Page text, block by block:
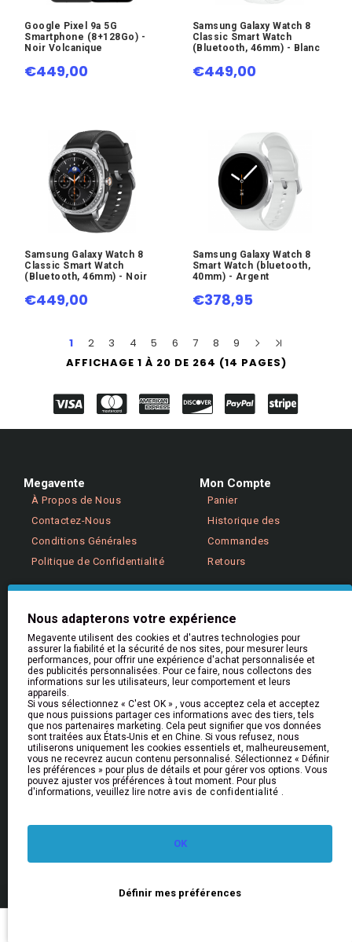
Google Pixel 9a 5G
Smartphone (8+128Go) -
Noir Volcanique
€449,00
Samsung Galaxy Watch 8
Classic Smart Watch
(Bluetooth, 46mm) - Blanc
€449,00
Samsung Galaxy Watch 8
Classic Smart Watch
(Bluetooth, 46mm) - Noir
€449,00
Samsung Galaxy Watch 8
Smart Watch (bluetooth,
40mm) - Argent
€378,95
1 2 3 4 5 6 7 8
9
AFFICHAGE 1 À 20 DE 264 (14 PAGES)
Megavente
À Propos de Nous
Contactez-Nous
Conditions Générales
Politique de Confidentialité
Mon Compte
Panier
Historique des
Commandes
Retours
Aide & Informations
Livraison
Retours et Remboursements
FAQs
Bulletin
Restez informé des nouveautés et des promotions
en vous inscrivant à notre newsletter
Envoyer
Nous adapterons votre expérience
Megavente utilisent des cookies et d'autres technologies pour
assurer la fiabilité et la sécurité de nos sites, pour mesurer leurs
performances, pour offrir une expérience d'achat personnalisée et
des publicités personnalisées. Pour ce faire, nous collectons des
informations sur les utilisateurs, leur comportement et leurs
appareils.
Si vous sélectionnez « C'est OK » , vous acceptez cela et acceptez
que nous puissions partager ces informations avec des tiers, tels
que nos partenaires marketing. Cela peut signifier que vos données
sont traitées aux États-Unis et en Chine. Si vous refusez, nous
utiliserons uniquement les cookies essentiels et, malheureusement,
vous ne recevrez aucun contenu personnalisé. Sélectionnez « Définir
les préférences » pour plus de détails et pour gérer vos options. Vous
pouvez ajuster vos préférences à tout moment. Pour plus
d'informations, veuillez lire notre avis de confidentialité .
OK
Définir mes préférences